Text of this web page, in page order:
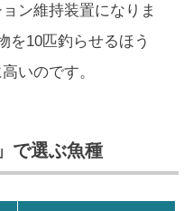
ン維持装置になりま
を10匹釣らせるほう
いのです。
で選ぶ魚種